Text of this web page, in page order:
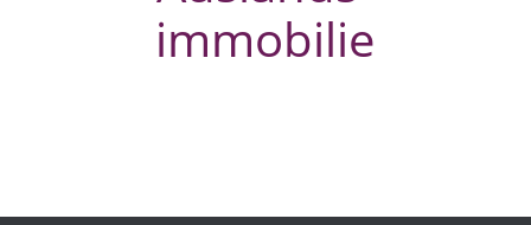
immobilie